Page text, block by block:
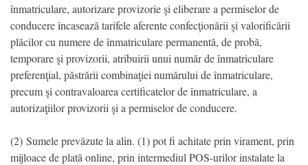
înmatriculare, autorizare provizorie şi eliberare a permiselor de
conducere încasează tarifele aferente confecţionării şi valorificării
plăcilor cu numere de înmatriculare permanentă, de probă,
temporare şi provizorii, atribuirii unui număr de înmatriculare
preferenţial, păstrării combinaţiei numărului de înmatriculare,
precum şi contravaloarea certificatelor de înmatriculare, a
autorizaţiilor provizorii şi a permiselor de conducere.
(2) Sumele prevăzute la alin. (1) pot fi achitate prin virament, prin
mijloace de plată online, prin intermediul POS-urilor instalate la